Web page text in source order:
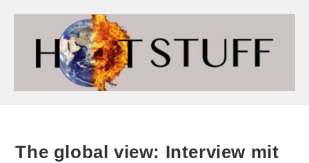
The global view: Interview mit